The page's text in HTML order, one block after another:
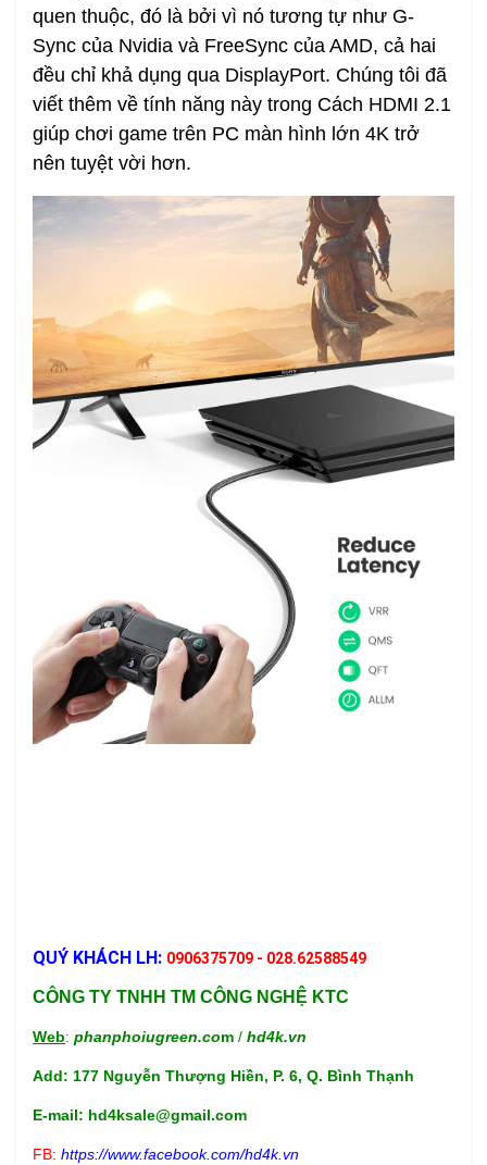
quen thuộc, đó là bởi vì nó tương tự như G-
Sync của Nvidia và FreeSync của AMD, cả hai
đều chỉ khả dụng qua DisplayPort. Chúng tôi đã
viết thêm về tính năng này trong Cách HDMI 2.1
giúp chơi game trên PC màn hình lớn 4K trở
nên tuyệt vời hơn.
QUÝ KHÁCH LH: 0906375709 - 028.62588549
CÔNG TY TNHH TM CÔNG NGHỆ KTC
Web: phanphoiugreen.com / hd4k.vn
Add: 177 Nguyễn Thượng Hiền, P. 6, Q. Bình Thạnh
E-mail: hd4ksale@gmail.com
FB: https://www.facebook.com/hd4k.vn